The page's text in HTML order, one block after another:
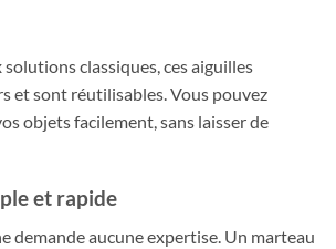
classiques, ces aiguilles
et sont réutilisables. Vous pouvez
objets facilement, sans laisser de
et rapide
demande aucune expertise. Un marteau